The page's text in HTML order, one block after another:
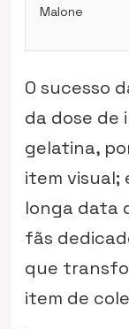
Malone
O sucesso
da dose de
gelatina,
item visual;
longa data
fãs
que
item de